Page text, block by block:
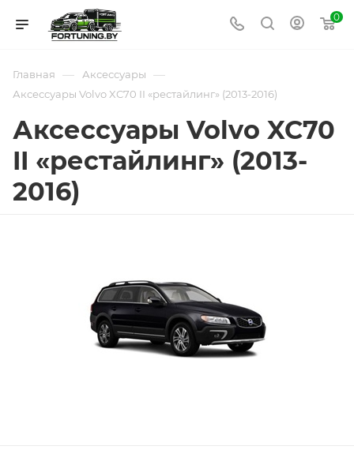
0
Главная — Аксессуары —
Аксессуары Volvo XC70 II «рестайлинг» (2013-2016)
Аксессуары Volvo XC70
II «рестайлинг» (2013-
2016)